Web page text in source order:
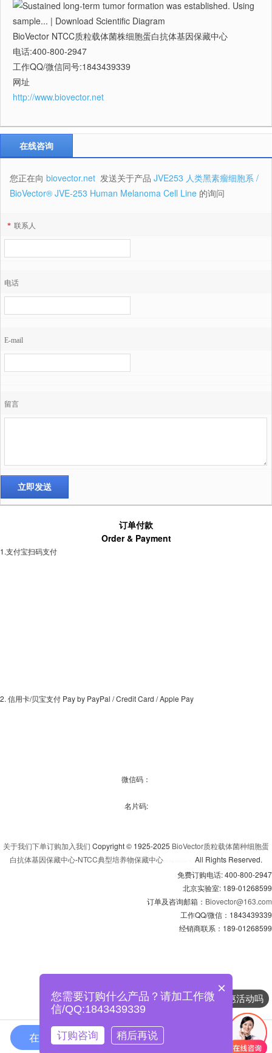
BioVector NTCC质粒载体菌株细胞蛋白抗体基因保藏中心
电话:400-800-2947
工作QQ/微信同号:1843439339
网址
http://www.biovector.net
在线咨询
您正在向 biovector.net 发送关于产品 JVE253 人类黑素瘤细胞系 /
BioVector® JVE-253 Human Melanoma Cell Line 的询问
* 联系人
电话
E-mail
留言
订单付款
Order & Payment
1.支付宝扫码支付
2. 信用卡/贝宝支付 Pay by PayPal / Credit Card / Apple Pay
微信码：
名片码:
关于我们下单订购加入我们 Copyright © 1925-2025 BioVector质粒载体菌种细胞蛋
白抗体基因保藏中心-NTCC典型培养物保藏中心
All Rights Reserved.
免费订购电话: 400-800-2947
北京实验室: 189-01268599
订单及咨询邮箱： Biovector@163.com
工作QQ/微信：1843439339
经销商联系：189-01268599
现在有优惠活动吗
×
您需要订购什么产品？请加工作微
信/QQ:1843439339
订购咨询 稍后再说
在线咨询 拨打电话 在线订购